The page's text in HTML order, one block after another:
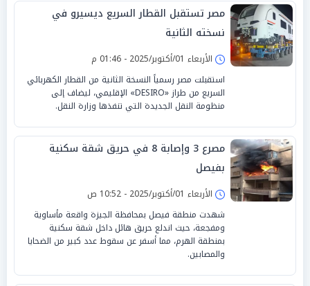
مصر تستقبل القطار السريع ديسيرو في
نسخته الثانية
الأربعاء 01/أكتوبر/2025 - 01:46 م
استقبلت مصر رسمياً النسخة الثانية من القطار الكهربائي
السريع من طراز «DESIRO» الإقليمي، ليضاف إلى
منظومة النقل الجديدة التي تنفذها وزارة النقل.
مصرع 3 وإصابة 8 في حريق شقة سكنية
بفيصل
الأربعاء 01/أكتوبر/2025 - 10:52 ص
شهدت منطقة فيصل بمحافظة الجيزة واقعة مأساوية
ومفجعة، حيث اندلع حريق هائل داخل شقة سكنية
بمنطقة الهرم، مما أسفر عن سقوط عدد كبير من الضحايا
والمصابين.